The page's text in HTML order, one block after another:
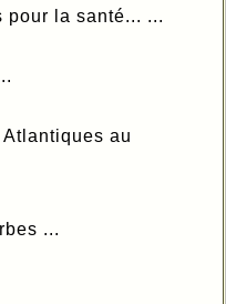
pour la santé... ...
au
...